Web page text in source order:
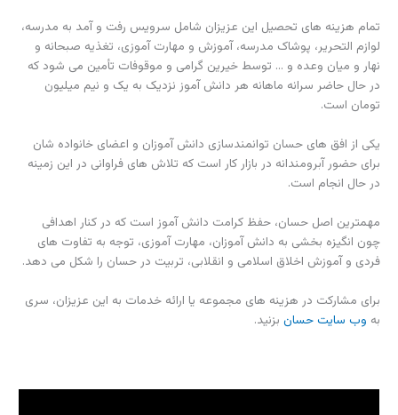
تمام هزینه های تحصیل این عزیزان شامل سرویس رفت و آمد به مدرسه،
لوازم التحریر، پوشاک مدرسه، آموزش و مهارت آموزی، تغذیه صبحانه و
نهار و میان وعده و … توسط خیرین گرامی و موقوفات تأمین می شود که
در حال حاضر سرانه ماهانه هر دانش آموز نزدیک به یک و نیم میلیون
تومان است.
یکی از افق های حسان توانمندسازی دانش آموزان و اعضای خانواده شان
برای حضور آبرومندانه در بازار کار است که تلاش های فراوانی در این زمینه
در حال انجام است.
مهمترین اصل حسان، حفظ کرامت دانش آموز است که در کنار اهدافی
چون انگیزه بخشی به دانش آموزان، مهارت آموزی، توجه به تفاوت های
فردی و آموزش اخلاق اسلامی و انقلابی، تربیت در حسان را شکل می دهد.
برای مشارکت در هزینه های مجموعه یا ارائه خدمات به این عزیزان، سری
به وب سایت حسان بزنید.